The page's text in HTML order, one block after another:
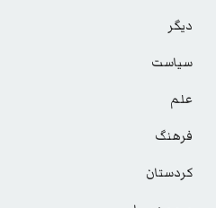
دیگر
سیاست
علم
فرهنگ
کردستان